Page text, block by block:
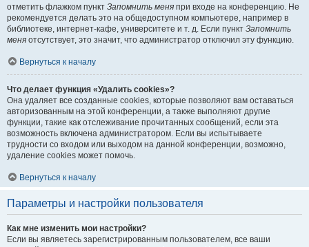
отметить флажком пункт Запомнить меня при входе на конференцию. Не
рекомендуется делать это на общедоступном компьютере, например в
библиотеке, интернет-кафе, университете и т. д. Если пункт Запомнить
меня отсутствует, это значит, что администратор отключил эту функцию.
Вернуться к началу
Что делает функция «Удалить cookies»?
Она удаляет все созданные cookies, которые позволяют вам оставаться
авторизованным на этой конференции, а также выполняют другие
функции, такие как отслеживание прочитанных сообщений, если эта
возможность включена администратором. Если вы испытываете
трудности со входом или выходом на данной конференции, возможно,
удаление cookies может помочь.
Вернуться к началу
Параметры и настройки пользователя
Как мне изменить мои настройки?
Если вы являетесь зарегистрированным пользователем, все ваши